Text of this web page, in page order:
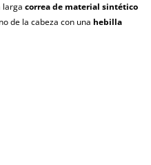
larga correa de material sintético
de la cabeza con una hebilla